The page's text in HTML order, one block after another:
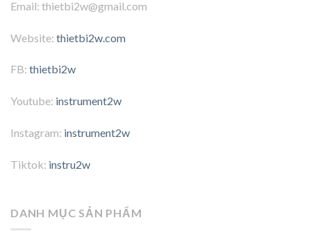
Email: thietbi2w@gmail.com
Website: thietbi2w.com
FB: thietbi2w
Youtube: instrument2w
Instagram: instrument2w
Tiktok: instru2w
DANH MỤC SẢN PHẨM